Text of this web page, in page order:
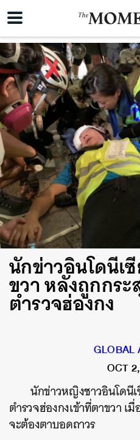
นักข่าวอินโดนีเ
ขวา หลังถูกกร
ตำรวจฮ่องกง
GLOBAL
OCT
นักข่าวหญิงชาวอินโดนี
ตำรวจฮ่องกงเข้าที่ตาขวา
จะต้องตาบอดถาวร